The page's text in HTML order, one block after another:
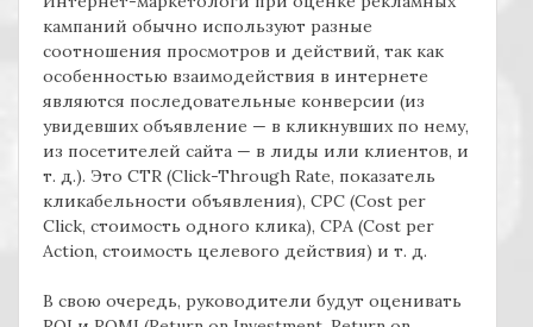
кампаний обычно используют разные
соотношения просмотров и действий, так как
особенностью взаимодействия в интернете
являются последовательные конверсии (из
увидевших объявление — в кликнувших по нему,
из посетителей сайта — в лиды или клиентов, и
т. д.). Это CTR (Click-Through Rate, показатель
кликабельности объявления), CPC (Сost per
Click, стоимость одного клика), СРА (Cost per
Action, стоимость целевого действия) и т. д.
В свою очередь, руководители будут оценивать